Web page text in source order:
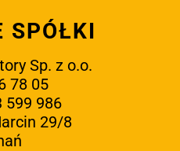
SPÓŁKI
Sp. z o.o.
78 05
599 986
29/8